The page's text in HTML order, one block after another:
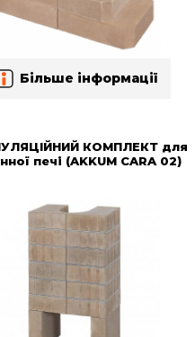
Більше інформації
КОМПЛЕКТ для
печі (AKKUM CARA 02)